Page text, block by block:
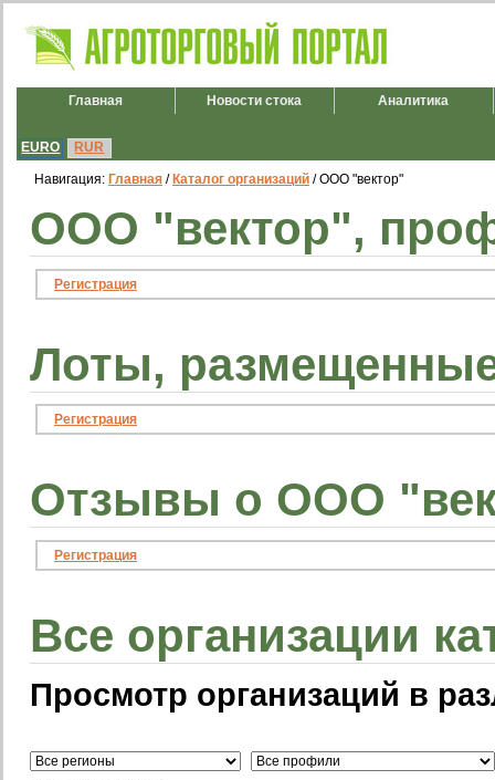
Главная Новости стока Аналитика
EURO RUR
Навигация: Главная / Каталог организаций / ООО "вектор"
ООО "вектор",
Регистрация
Лоты,
Регистрация
Отзывы о ООО
Регистрация
Все организации
Просмотр организаций в